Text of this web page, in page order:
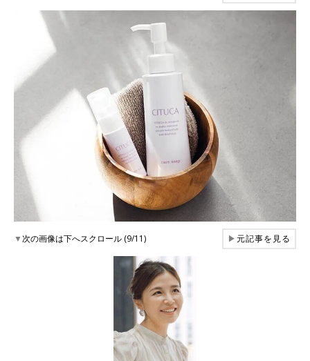
▼次の画像は下へスクロール (9/11) ▶元記事を見る